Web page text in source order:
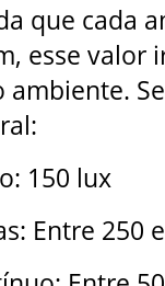
que cada
esse valor
ambiente.
150 lux
Entre 250